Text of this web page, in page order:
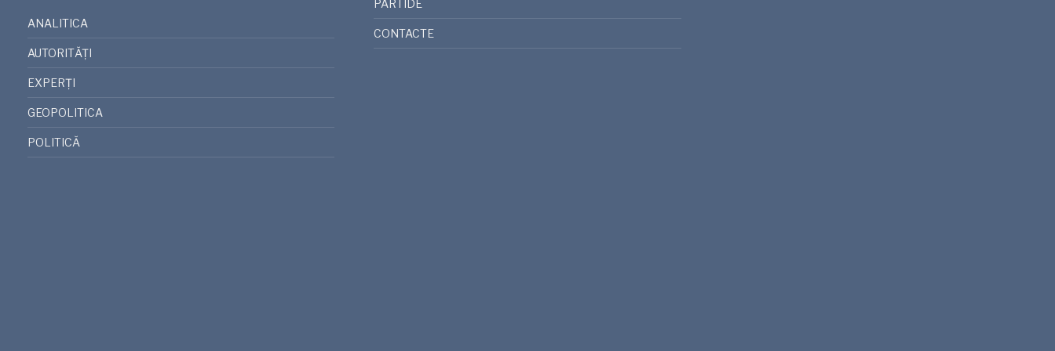
ANALITICA
AUTORITĂȚI
EXPERȚI
GEOPOLITICA
POLITICĂ
PARTIDE
CONTACTE